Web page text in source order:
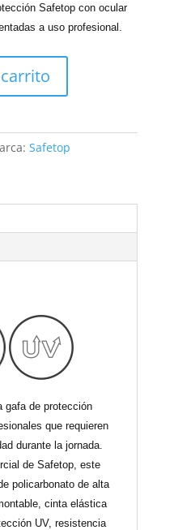
Safetop con ocular
a uso profesional.
Safetop
gafa de protección
que requieren
durante la jornada.
de Safetop, este
policarbonato de alta
cinta elástica
UV, resistencia